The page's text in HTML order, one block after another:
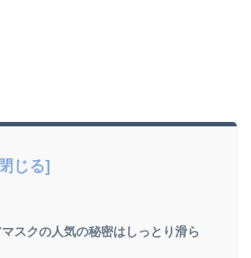
スクの人気の秘密はしっとり滑ら